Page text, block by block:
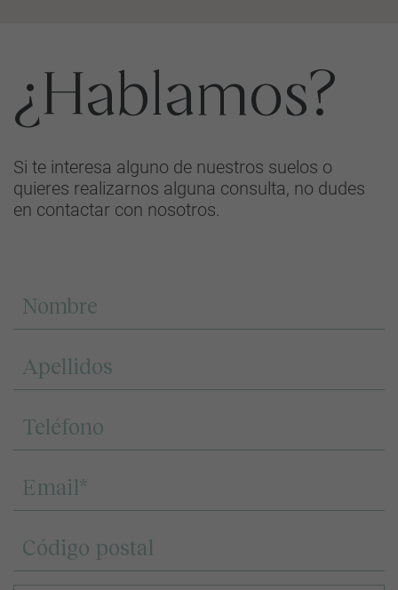
¿Hablamos?
Si te interesa alguno de nuestros suelos o
quieres realizarnos alguna consulta, no dudes
en contactar con nosotros.